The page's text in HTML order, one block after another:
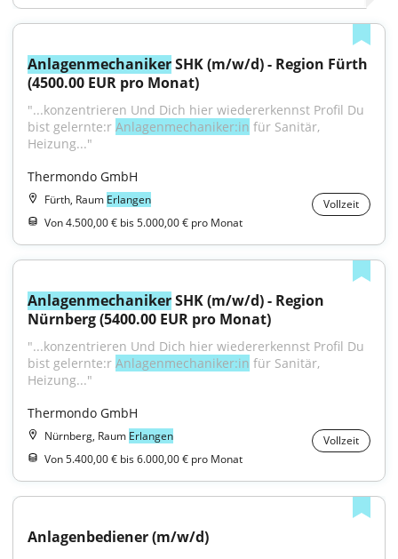
Anlagenmechaniker SHK (m/w/d) - Region Fürth
(4500.00 EUR pro Monat)
"...konzentrieren Und Dich hier wiedererkennst Profil Du
bist gelernte:r Anlagenmechaniker:in für Sanitär,
Heizung..."
Thermondo GmbH
Fürth, Raum Erlangen
Vollzeit
Von 4.500,00 € bis 5.000,00 € pro Monat
Anlagenmechaniker SHK (m/w/d) - Region
Nürnberg (5400.00 EUR pro Monat)
"...konzentrieren Und Dich hier wiedererkennst Profil Du
bist gelernte:r Anlagenmechaniker:in für Sanitär,
Heizung..."
Thermondo GmbH
Nürnberg, Raum Erlangen
Vollzeit
Von 5.400,00 € bis 6.000,00 € pro Monat
Anlagenbediener (m/w/d)